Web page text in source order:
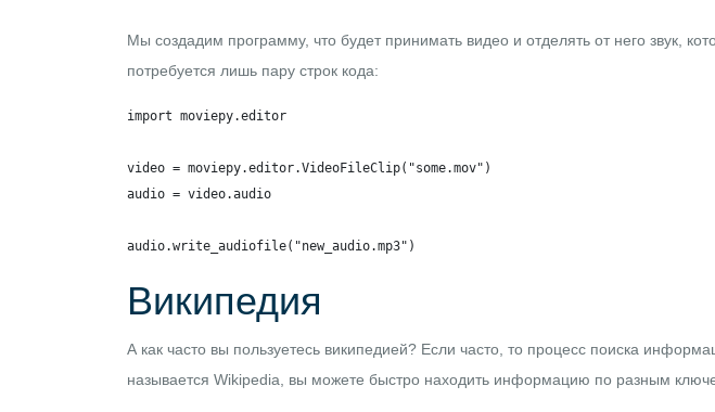
Мы создадим программу, что будет принимать видео и отделять от него звук,
потребуется лишь пару строк кода:
import moviepy.editor
video = moviepy.editor.VideoFileClip("some.mov")
audio = video.audio
audio.write_audiofile("new_audio.mp3")
Википедия
А как часто вы пользуетесь википедией? Если часто, то процесс поиска
называется Wikipedia, вы можете быстро находить информацию по разным